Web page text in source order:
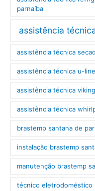
parnaíba
assistência
assistência técnica
assistência técnica u-
assistência técnica
assistência técnica
brastemp santana de
instalação brastemp
manutenção brastemp
técnico eletrodoméstico